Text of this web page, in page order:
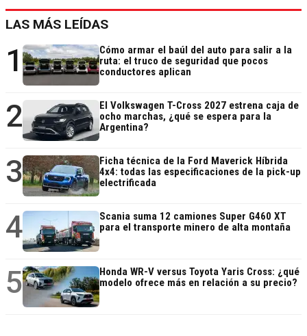
LAS MÁS LEÍDAS
1
Cómo armar el baúl del auto para salir a la
ruta: el truco de seguridad que pocos
conductores aplican
2
El Volkswagen T-Cross 2027 estrena caja de
ocho marchas, ¿qué se espera para la
Argentina?
3
Ficha técnica de la Ford Maverick Híbrida
4x4: todas las especificaciones de la pick-up
electrificada
4
Scania suma 12 camiones Super G460 XT
para el transporte minero de alta montaña
5
Honda WR-V versus Toyota Yaris Cross: ¿qué
modelo ofrece más en relación a su precio?